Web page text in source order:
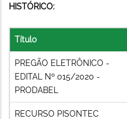
HISTÓRICO:
Título
PREGÃO ELETRÔNICO -
EDITAL Nº 015/2020 -
PRODABEL
RECURSO PISONTEC